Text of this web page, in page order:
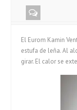
El Eurom Kamin
estufa de leña. Al
girar. El calor se